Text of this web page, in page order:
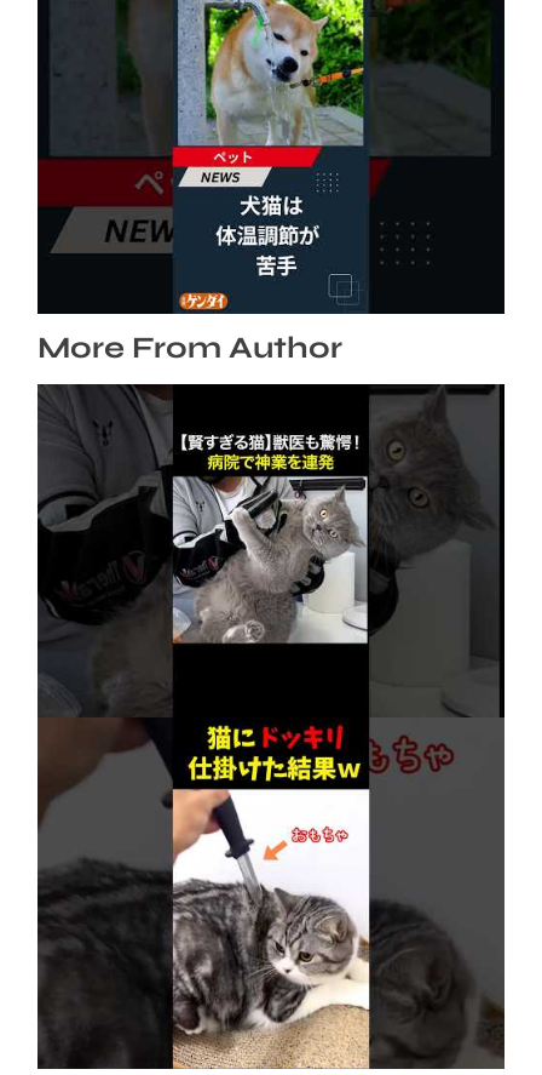
犬猫は体温調節が苦手、しかも夏バテは胃腸に
出る…そんなときの対処法とは？ #犬 #猫 #ペ
ット #飼い猫 #飼い犬 #熱中症 #日刊ゲンダイ
More From Author
【賢すぎる猫】獣医も驚愕！病院で神業を連発
2026年8月6日
ネコにドッキリ仕掛けた結果５選 #猫のいる暮
らし #cat #面白集 #ねこ #笑ったら負け
2026年8月6日